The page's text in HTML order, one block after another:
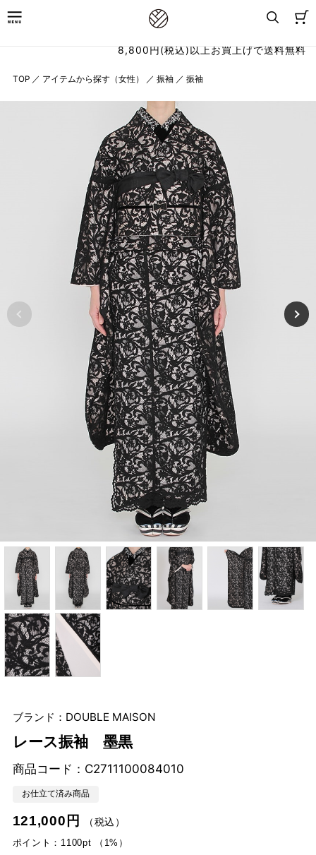
8,800円(税込)以上お買上げで送料無料
TOP ／ アイテムから探す（女性） ／ 振袖 ／ 振袖
ブランド：DOUBLE MAISON
レース振袖 墨黒
商品コード： C2711100084010
お仕立て済み商品
121,000円 （税込）
ポイント：1100pt （1%）